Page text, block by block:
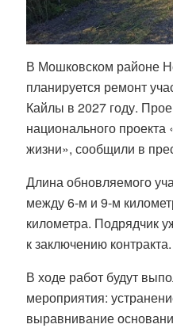
В Мошковском районе
планируется ремонт
Кайлы в 2027 году.
национального
жизни», сообщили в
Длина обновляемого
между 6-м и 9-м
километра. Подрядчик
к заключению контракта.
В ходе работ будут
мероприятия:
выравнивание